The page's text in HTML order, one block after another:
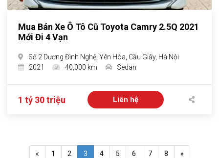
Mua Bán Xe Ô Tô Cũ Toyota Camry 2.5Q 2021
Mới Đi 4 Vạn
Số 2 Dương Đình Nghệ, Yên Hòa, Cầu Giấy, Hà Nội
2021
40,000 km Sedan
1 tỷ 30 triệu Liên hệ
« 1 2 3 4 5 6 7 8 »